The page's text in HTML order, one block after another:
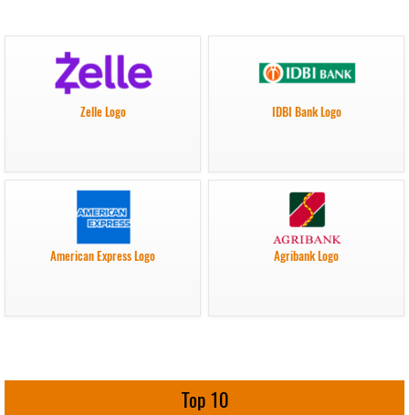
Zelle Logo IDBI Bank Logo
American Express Logo Agribank Logo
Top 10